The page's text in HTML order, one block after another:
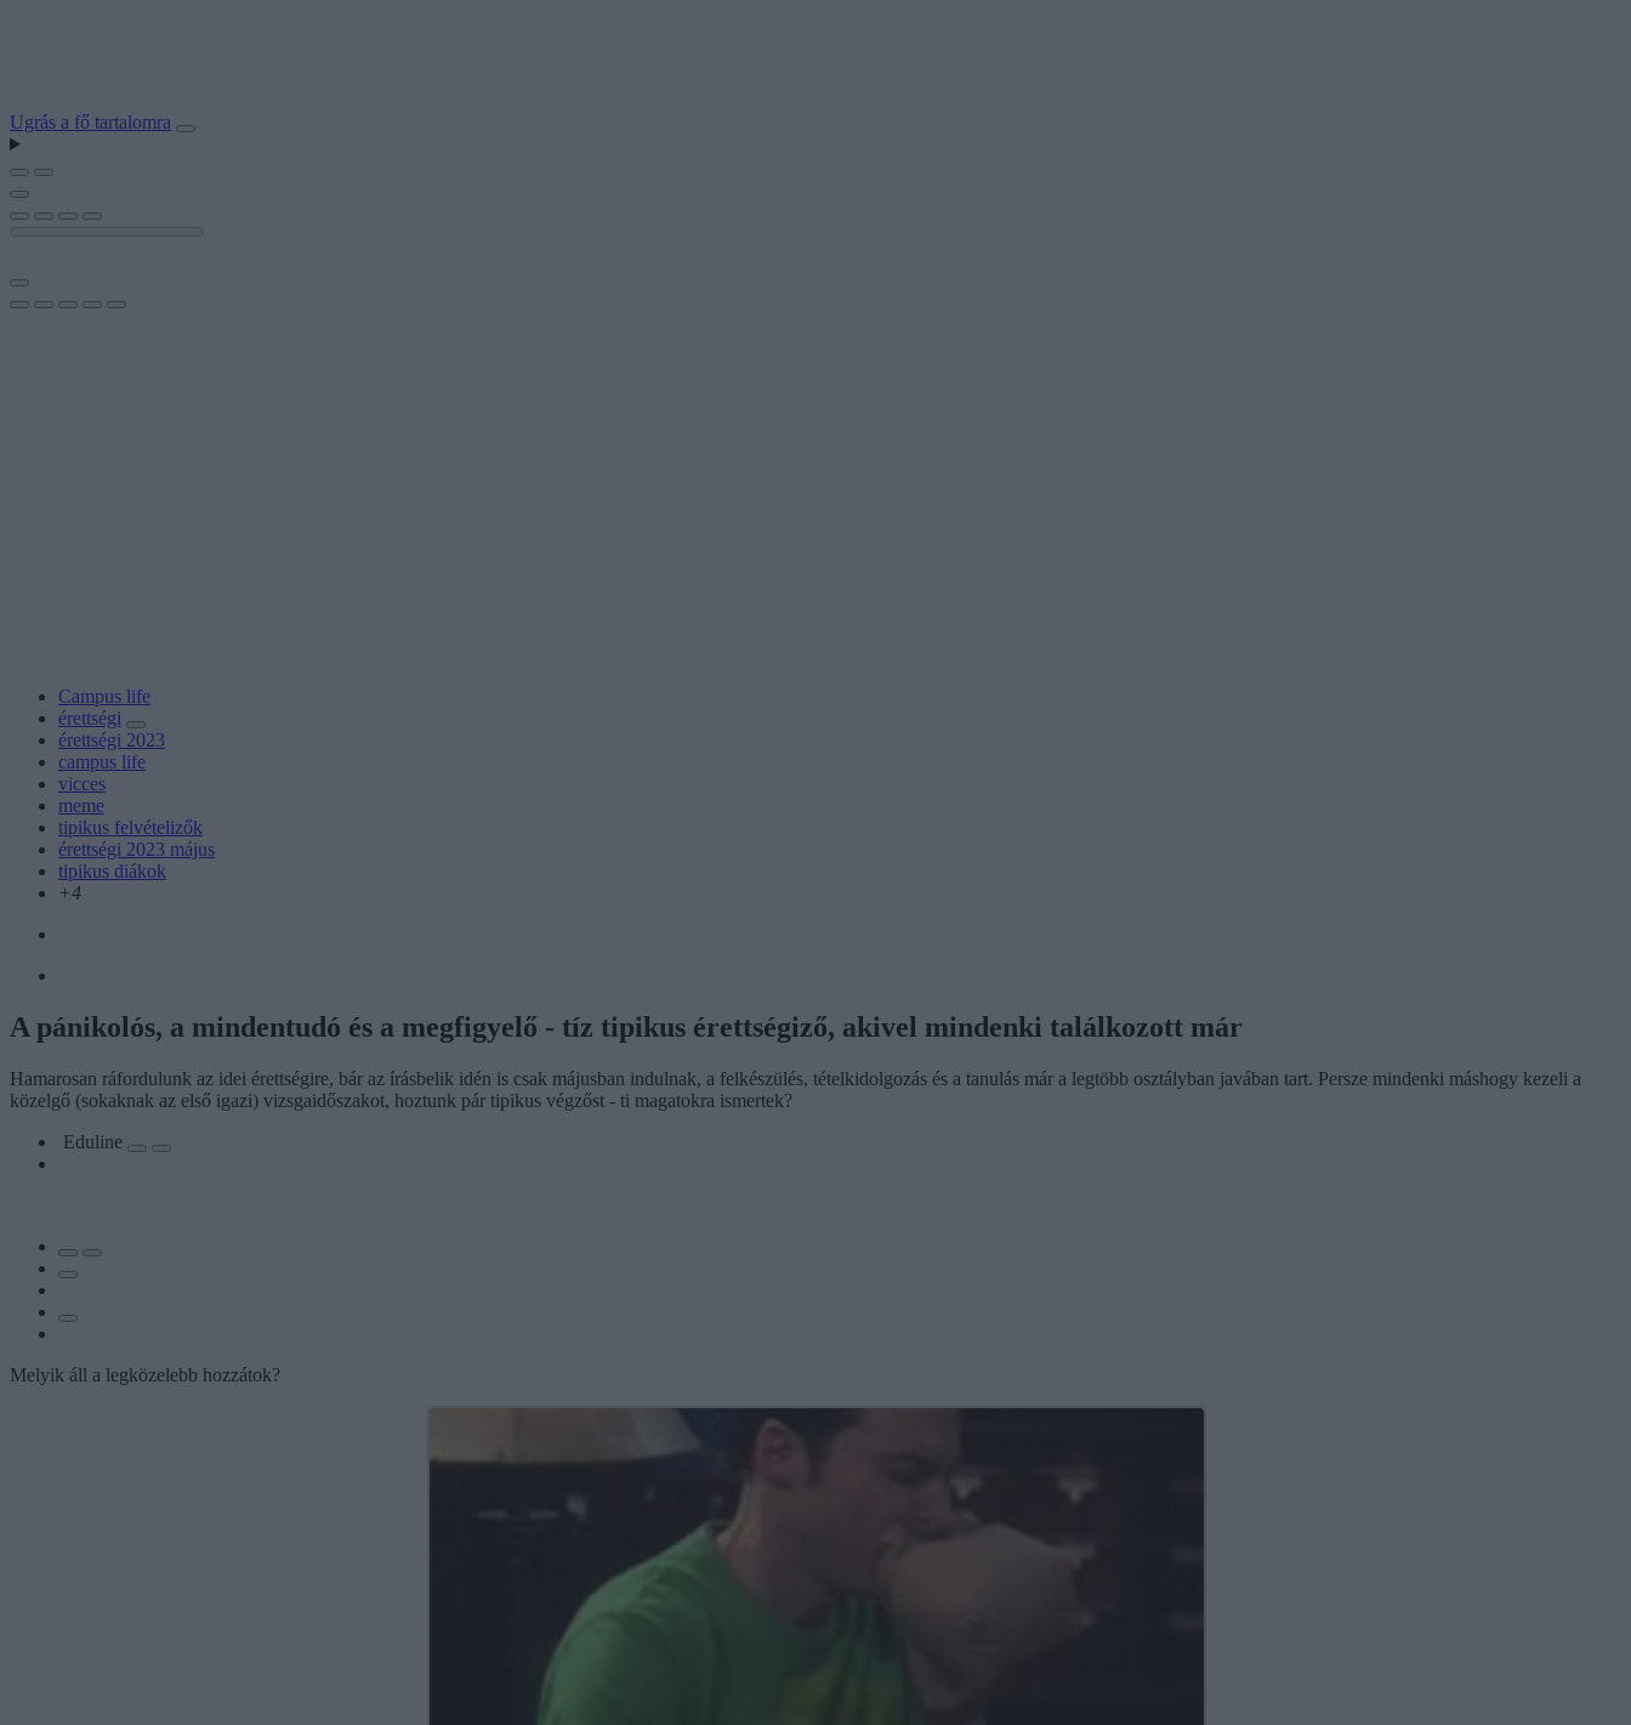
Ugrás a fő tartalomra
Campus life
érettségi
érettségi 2023
campus life
vicces
meme
tipikus felvételizők
érettségi 2023 május
tipikus diákok
+4
A pánikolós, a mindentudó és a megfigyelő - tíz tipikus érettségiző, akivel mindenki találkozott már
Hamarosan ráfordulunk az idei érettségire, bár az írásbelik idén is csak májusban indulnak, a felkészülés, tételkidolgozás és a tanulás már a legtöbb osztályban javában tart. Persze mindenki máshogy kezeli a
közelgő (sokaknak az első igazi) vizsgaidőszakot, hoztunk pár tipikus végzőst - ti magatokra ismertek?
Eduline
Melyik áll a legközelebb hozzátok?